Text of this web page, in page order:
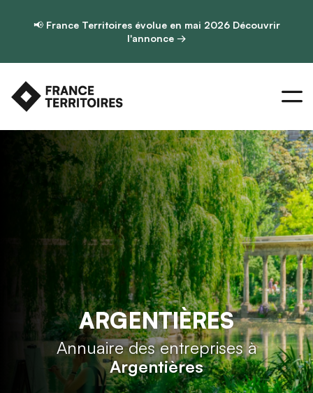
📢 France Territoires évolue en mai 2026 Découvrir
l'annonce →
ARGENTIÈRES
Annuaire des entreprises à
Argentières